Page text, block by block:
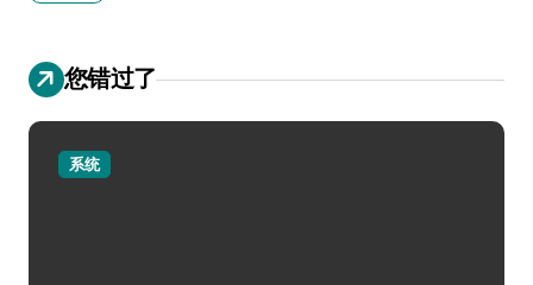
您错过了
系统